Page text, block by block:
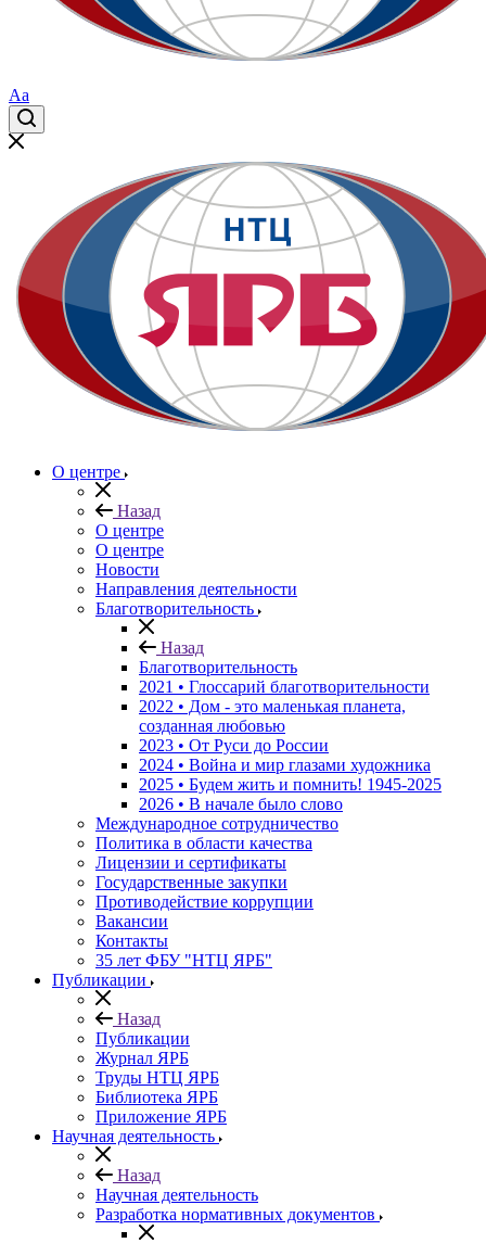
Aa
О центре
Назад
О центре
О центре
Новости
Направления деятельности
Благотворительность
Назад
Благотворительность
2021 • Глоссарий благотворительности
2022 • Дом - это маленькая планета,
созданная любовью
2023 • От Руси до России
2024 • Война и мир глазами художника
2025 • Будем жить и помнить! 1945-2025
2026 • В начале было слово
Международное сотрудничество
Политика в области качества
Лицензии и сертификаты
Государственные закупки
Противодействие коррупции
Вакансии
Контакты
35 лет ФБУ "НТЦ ЯРБ"
Публикации
Назад
Публикации
Журнал ЯРБ
Труды НТЦ ЯРБ
Библиотека ЯРБ
Приложение ЯРБ
Научная деятельность
Назад
Научная деятельность
Разработка нормативных документов